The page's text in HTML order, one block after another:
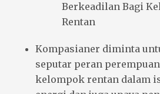
Berkeadilan Bagi
Rentan
Kompasianer diminta
seputar peran
kelompok rentan dalam